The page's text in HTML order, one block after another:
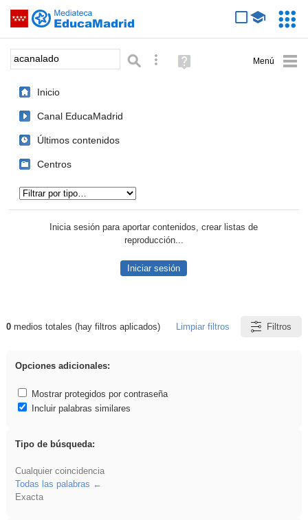
Saltar navegación
Palabra o frase: Búsqueda avanzada
Ayuda
(en
Inicio
Canal EducaMadrid
Últimos contenidos
Centros
Inicia sesión para aportar contenidos, crear listas de
reproducción...
Iniciar sesión
Resultados de: acanalado
0medios totales (hay filtros aplicados) Limpiar filtros Filtros
Opciones adicionales:
Mostrar protegidos por contraseña
Incluir palabras similares
Tipo de búsqueda:
Cualquier coincidencia
Todas las palabras
Exacta